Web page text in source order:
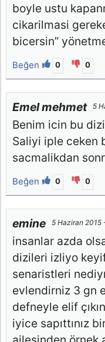
boyle ustu
cikarilmasi
bicersin”
Beğen 0 0
Emel mehmet 5
Benim icin bu
Saliyi iple ceken
sacmalikdan
Beğen 0 0
emine 5 Haziran 2015
insanlar azda
dizileri izliyo
senaristleri
evlendirniz 3 gn
defneyle elif
iyice sapıttınız